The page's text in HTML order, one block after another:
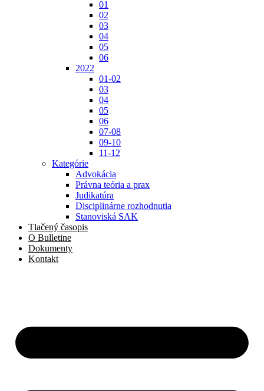
01
02
03
04
05
06
2022
01-02
03
04
05
06
07-08
09-10
11-12
Kategórie
Advokácia
Právna teória a prax
Judikatúra
Disciplinárne rozhodnutia
Stanoviská SAK
Tlačený časopis
O Bulletine
Dokumenty
Kontakt